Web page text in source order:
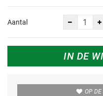
Aantal
IN DE
OP